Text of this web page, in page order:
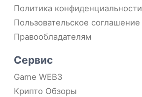
Политика конфиденциальности
Пользовательское соглашение
Правообладателям
Сервис
Game WEB3
Крипто Обзоры